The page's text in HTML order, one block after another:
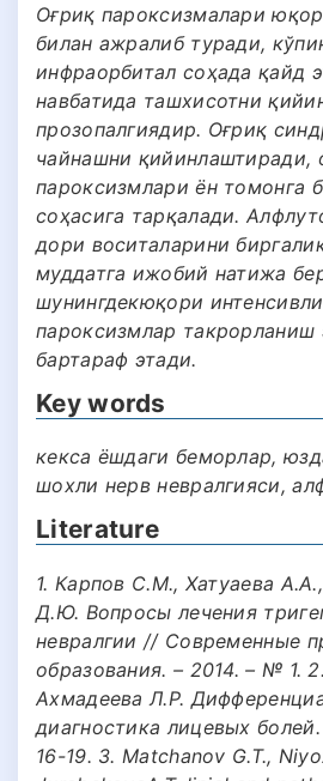
Оғриқ пароксизмалари
билан ажралиб туради,
инфраорбитал соҳада қайд
навбатида ташхисотни
прозопалгиядир. Оғриқ
чайнашни қийинлаштиради,
пароксизмлари ён томонга
соҳасига тарқалади.
дори воситаларини
муддатга ижобий натижа
шунингдекюқори
пароксизмлар такрорланиш
бартараф этади.
Key words
кекса ёшдаги беморлар,
шохли нерв невралгияси,
Literature
1. Карпов С.М., Хатуаева
Д.Ю. Вопросы лечения
невралгии // Современные
образования. – 2014. – № 1.
Ахмадеева Л.Р.
диагностика лицевых
16-19. 3. Matchanov G.T.,